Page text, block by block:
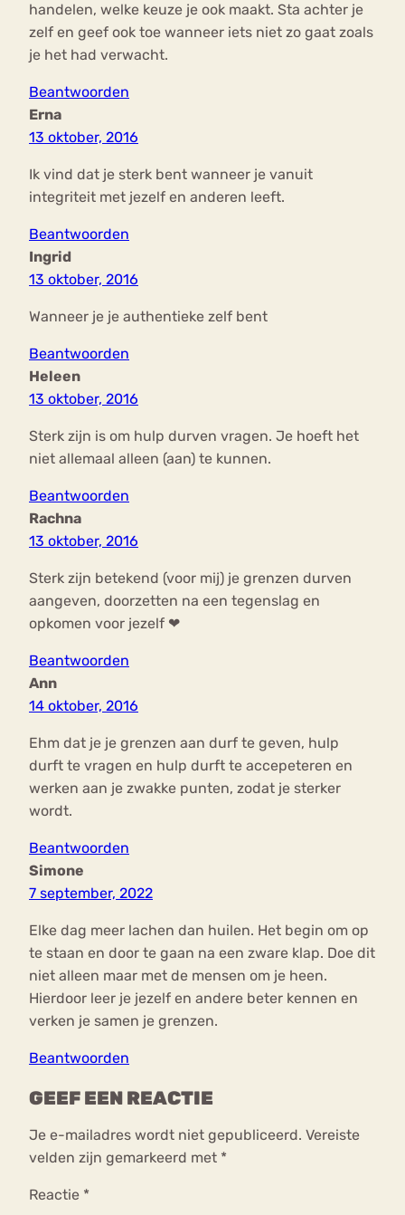
handelen, welke keuze je ook maakt. Sta achter je
zelf en geef ook toe wanneer iets niet zo gaat zoals
je het had verwacht.
Beantwoorden
Erna
13 oktober, 2016
Ik vind dat je sterk bent wanneer je vanuit
integriteit met jezelf en anderen leeft.
Beantwoorden
Ingrid
13 oktober, 2016
Wanneer je je authentieke zelf bent
Beantwoorden
Heleen
13 oktober, 2016
Sterk zijn is om hulp durven vragen. Je hoeft het
niet allemaal alleen (aan) te kunnen.
Beantwoorden
Rachna
13 oktober, 2016
Sterk zijn betekend (voor mij) je grenzen durven
aangeven, doorzetten na een tegenslag en
opkomen voor jezelf ❤
Beantwoorden
Ann
14 oktober, 2016
Ehm dat je je grenzen aan durf te geven, hulp
durft te vragen en hulp durft te accepeteren en
werken aan je zwakke punten, zodat je sterker
wordt.
Beantwoorden
Simone
7 september, 2022
Elke dag meer lachen dan huilen. Het begin om op
te staan en door te gaan na een zware klap. Doe dit
niet alleen maar met de mensen om je heen.
Hierdoor leer je jezelf en andere beter kennen en
verken je samen je grenzen.
Beantwoorden
GEEF EEN REACTIE
Je e-mailadres wordt niet gepubliceerd. Vereiste
velden zijn gemarkeerd met *
Reactie *